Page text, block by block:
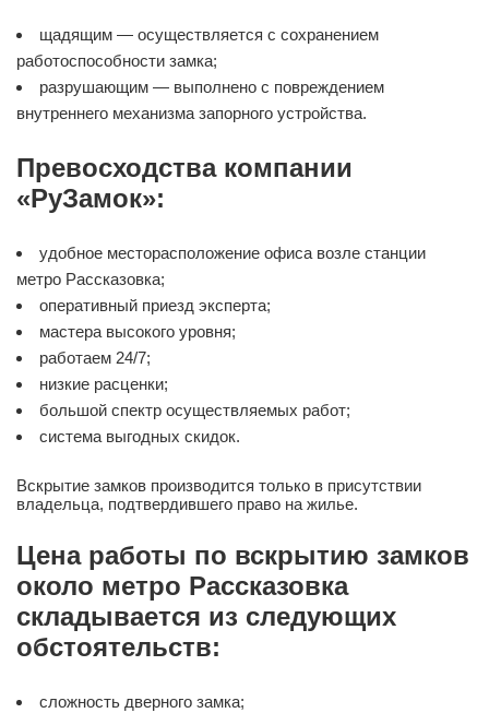
щадящим — осуществляется с сохранением
работоспособности замка;
разрушающим — выполнено с повреждением
внутреннего механизма запорного устройства.
Превосходства компании
«РуЗамок»:
удобное месторасположение офиса возле станции
метро Рассказовка;
оперативный приезд эксперта;
мастера высокого уровня;
работаем 24/7;
низкие расценки;
большой спектр осуществляемых работ;
система выгодных скидок.
Вскрытие замков производится только в присутствии
владельца, подтвердившего право на жилье.
Цена работы по вскрытию замков
около метро Рассказовка
складывается из следующих
обстоятельств:
сложность дверного замка;